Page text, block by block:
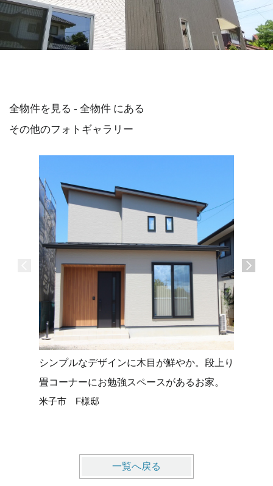
全物件を見る - 全物件 にある
その他のフォトギャラリー
シンプルなデザインに木目が鮮やか。段上り
畳コーナーにお勉強スペースがあるお家。
米子市 F様邸
一覧へ戻る